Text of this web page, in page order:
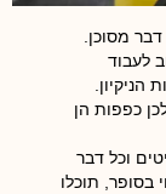
מסוכן.
לעבוד
כפפות הן
וכל דבר
בסופר, תוכלו